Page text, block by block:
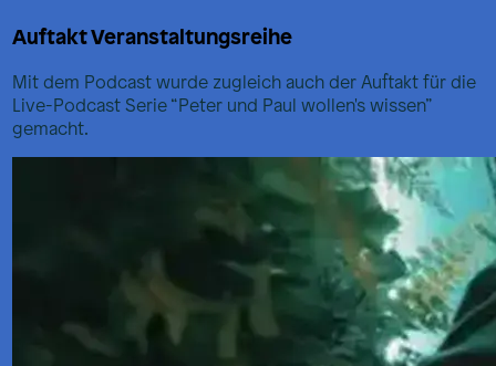
Auftakt Veranstaltungsreihe
Mit dem Podcast wurde zugleich auch der Auftakt für die
Live-Podcast Serie “Peter und Paul wollen's wissen”
gemacht.